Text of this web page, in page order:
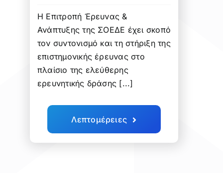
Η Επιτροπή Έρευνας &
Ανάπτυξης της ΣΟΕΔΕ έχει σκοπό
τον συντονισμό και τη στήριξη της
επιστημονικής έρευνας στο
πλαίσιο της ελεύθερης
ερευνητικής δράσης [...]
Λεπτομέρειες